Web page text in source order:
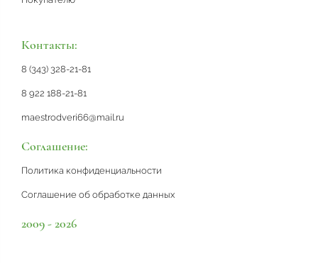
Контакты:
8 (343) 328-21-81
8 922 188-21-81
maestrodveri66@mail.ru
Соглашение:
Политика конфиденциальности
Соглашение об обработке данных
2009 - 2026